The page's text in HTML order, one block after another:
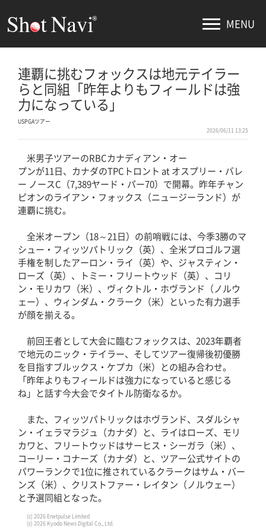
MENU
連覇に挑むフォックスは地元テイラー
らと同組「昨年よりもフィールドは強
力になっている」
USPGAツアー
2026/06/11 13:25
米男子ツアーのRBCカナディアン・オー
プンが11日、カナダのTPCトロント at オスプリー・バレ
ー ノースC（7,389ヤード・パー70）で開幕。昨年チャン
ピオンのライアン・フォックス（ニュージーランド）が
連覇に挑む。
全米オープン（18～21日）の前哨戦には、今季3勝のマ
シュー・フィッツパトリック（英）、全米プロゴルフ選
手権を制したアーロン・ライ（英）や、ジャスティン・
ローズ（英）、トミー・フリートウッド（英）、コリ
ン・モリカワ（米）、ヴィクトル・ホヴランド（ノルウ
ェー）、ウィンダム・クラーク（米）といった有力選手
が顔を揃える。
前回王者として大会に臨むフォックスは、2023年覇者
で地元のニック・テイラー、そしてツアー復帰後初優勝
を目指すブルックス・ケプカ（米）との組み合わせ。
「昨年よりもフィールドは強力になっていると感じる
ね」と話す今大会でタイトル防衛なるか。
また、フィッツパトリックはホヴランド、スダルシャ
ン・イェラマラジュ（カナダ）と、ライはローズ、モリ
カワと、フリートウッドはサーヒス・シーガラ（米）、
コーリー・コナーズ（カナダ）と、ツアー公式サイトの
パワーランクで1位に推されているクラークはサム・バー
ンズ（米）、クリストファー・レイタン（ノルウェー）
と予選同組となった。
(c) 2026 Enetpulse Limited
(c) 2026 Kyodo News Digital Co., Ltd.